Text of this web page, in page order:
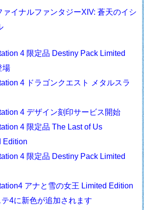
ァイナルファンタジーXIV: 蒼天のイシ
4 限定品 Destiny Pack Limited
場
4 ドラゴンクエスト メタルスラ
4 デザイン刻印サービス開始
4 限定品 The Last of Us
Edition
4 限定品 Destiny Pack Limited
アナと雪の女王 Limited Edition
テ4に新色が追加されます